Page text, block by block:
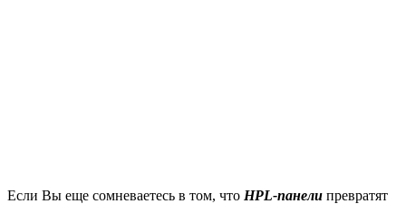
Если Вы еще сомневаетесь в том, что HPL-панели превратят